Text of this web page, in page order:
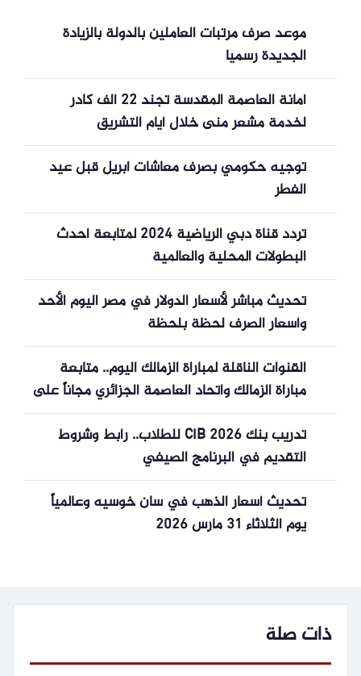
موعد صرف مرتبات العاملين بالدولة بالزيادة
الجديدة رسميا
أمانة العاصمة المقدسة تجند 22 ألف كادر
لخدمة مشعر منى خلال أيام التشريق
توجيه حكومي بصرف معاشات أبريل قبل عيد
الفطر
تردد قناة دبي الرياضية 2024 لمتابعة أحدث
البطولات المحلية والعالمية
تحديث مباشر لأسعار الدولار في مصر اليوم الأحد
وأسعار الصرف لحظة بلحظة
القنوات الناقلة لمباراة الزمالك اليوم.. متابعة
مباراة الزمالك واتحاد العاصمة الجزائري مجاناً على
أون سبورت الأرضية
تدريب بنك CIB 2026 للطلاب.. رابط وشروط
التقديم في البرنامج الصيفي
تحديث أسعار الذهب في سان خوسيه وعالمياً
يوم الثلاثاء 31 مارس 2026
ذات صلة